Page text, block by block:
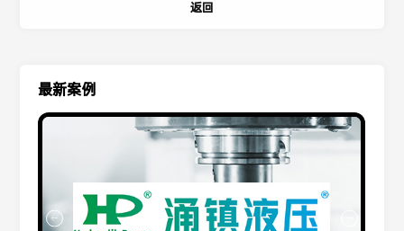
返回
最新案例